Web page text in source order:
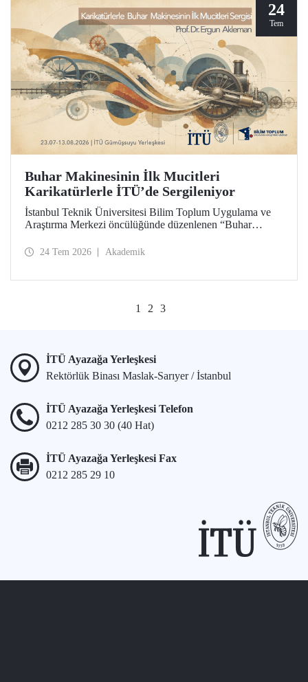
24
Tem
Buhar Makinesinin İlk Mucitleri
Karikatürlerle İTÜ’de Sergileniyor
İstanbul Teknik Üniversitesi Bilim Toplum Uygulama ve
Araştırma Merkezi öncülüğünde düzenlenen “Buhar
Necmettin Erbakan Gümüşsuyu Yerleşkesi’nde
24 Tem 2026 Akademik
1 2 3
İTÜ Ayazağa Yerleşkesi
Rektörlük Binası Maslak-Sarıyer / İstanbul
İTÜ Ayazağa Yerleşkesi Telefon
0212 285 30 30 (40 Hat)
İTÜ Ayazağa Yerleşkesi Fax
0212 285 29 10